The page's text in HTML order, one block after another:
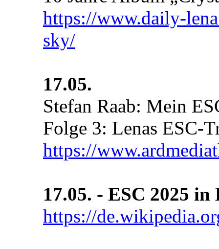
https://www.daily-
sky/
17.05.
Stefan Raab: Mein
Folge 3: Lenas ESC-
https://
17.05. - ESC 2025 in
https://